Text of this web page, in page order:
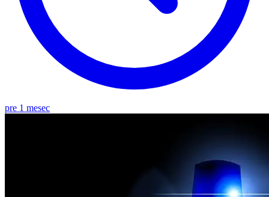
pre 1 mesec